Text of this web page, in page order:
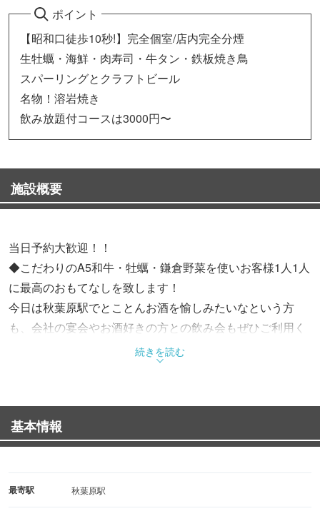
ポイント
【昭和口徒歩10秒!】完全個室/店内完全分煙
生牡蠣・海鮮・肉寿司・牛タン・鉄板焼き鳥
スパーリングとクラフトビール
名物！溶岩焼き
飲み放題付コースは3000円〜
施設概要
当日予約大歓迎！！
◆こだわりのA5和牛・牡蠣・鎌倉野菜を使いお客様1人1人
に最高のおもてなしを致します！
今日は秋葉原駅でとことんお酒を愉しみたいなという方
も、会社の宴会やお酒好きの方との飲み会もぜひご利用く
ださい◎飲み放題付コースは3000円〜
幹事様必見！！ご用意しております！
産地直送の和牛肉寿司やカルパッチョが入った超お得なコ
ースが今なら￥5000→￥4000♪
他のコースでは味わえない贅沢なコースです。
続きを読む
基本情報
最寄駅 秋葉原駅